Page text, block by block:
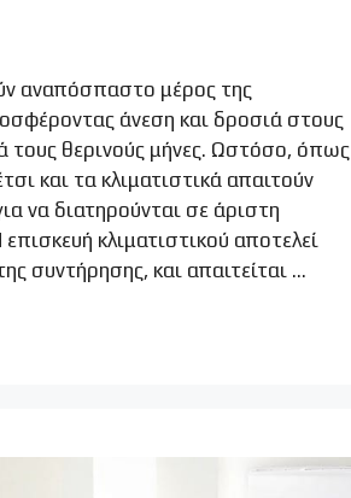
αναπόσπαστο μέρος της
άνεση και δροσιά στους
τους θερινούς μήνες. Ωστόσο, όπως
και τα κλιματιστικά απαιτούν
να διατηρούνται σε άριστη
κλιματιστικού αποτελεί
συντήρησης, και απαιτείται …